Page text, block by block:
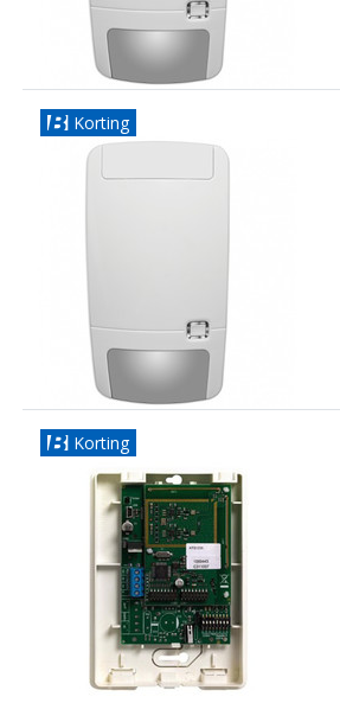
Korting
Korting